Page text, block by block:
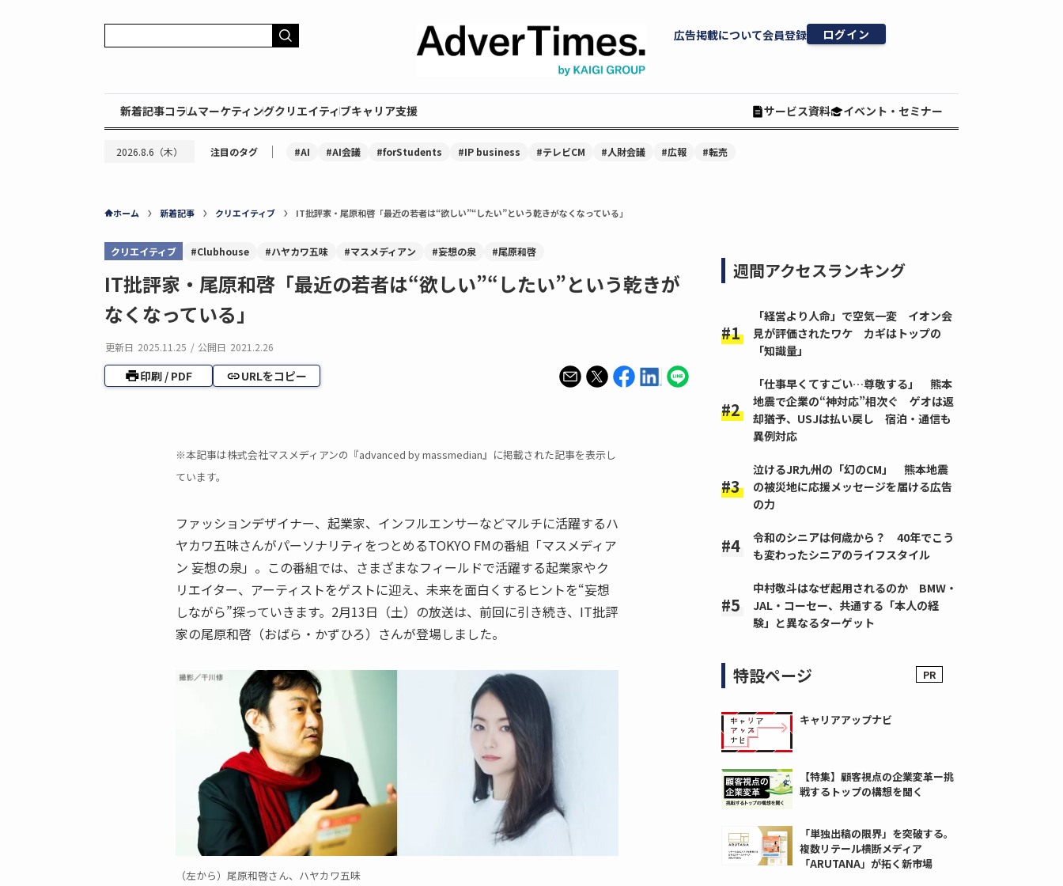
広告掲載について会員登録 ログイン
新着記事コラムマーケティングクリエイティブキャリア支援 サービス資料 イベント・セミナー
2026.8.6（木） 注目のタグ ｜ #AI #AI会議 #forStudents #IP business #テレビCM #人財会議 #広報 #転売
ホーム 新着記事 クリエイティブ IT批評家・尾原和啓「最近の若者は“欲しい”“したい”という乾きがなくなっている」
クリエイティブ #Clubhouse #ハヤカワ五味 #マスメディアン #妄想の泉 #尾原和啓
IT批評家・尾原和啓「最近の若者は“欲しい”“したい”という乾きが
なくなっている」
更新日 2025.11.25 / 公開日 2021.2.26
印刷 / PDF URLをコピー
※本記事は株式会社マスメディアンの『advanced by massmedian』に掲載された記事を表示し
ています。
ファッションデザイナー、起業家、インフルエンサーなどマルチに活躍するハ
ヤカワ五味さんがパーソナリティをつとめるTOKYO FMの番組「マスメディア
ン 妄想の泉」。この番組では、さまざまなフィールドで活躍する起業家やク
リエイター、アーティストをゲストに迎え、未来を面白くするヒントを“妄想
しながら”探っていきます。2月13日（土）の放送は、前回に引き続き、IT批評
家の尾原和啓（おばら・かずひろ）さんが登場しました。
（左から）尾原和啓さん、ハヤカワ五味
週間アクセスランキング
「経営より人命」で空気一変 イオン会
見が評価されたワケ カギはトップの
「知識量」
「仕事早くてすごい…尊敬する」 熊本
地震で企業の“神対応”相次ぐ ゲオは返
却猶予、USJは払い戻し 宿泊・通信も
異例対応
泣けるJR九州の「幻のCM」 熊本地震
の被災地に応援メッセージを届ける広告
の力
令和のシニアは何歳から？ 40年でこう
も変わったシニアのライフスタイル
中村敬斗はなぜ起用されるのか BMW・
JAL・コーセー、共通する「本人の経
験」と異なるターゲット
特設ページ
キャリアアップナビ
【特集】顧客視点の企業変革ー挑
戦するトップの構想を聞く
「単独出稿の限界」を突破する。
複数リテール横断メディア
「ARUTANA」が拓く新市場